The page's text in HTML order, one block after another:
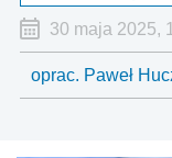
30 maja 2025,
oprac. Paweł